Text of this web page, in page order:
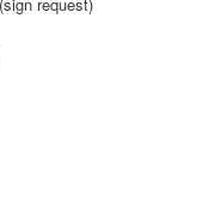
request)